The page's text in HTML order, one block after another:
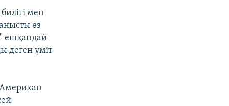
мен
өз
ешқандай
деген үміт
Американ